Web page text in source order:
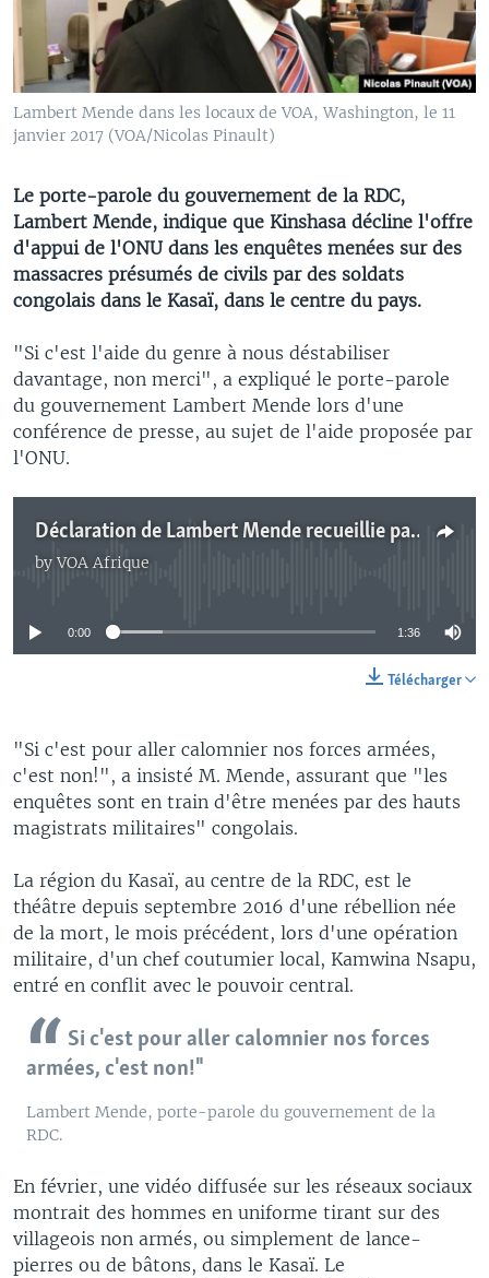
Lambert Mende dans les locaux de VOA, Washington, le 11
janvier 2017 (VOA/Nicolas Pinault)
Le porte-parole du gouvernement de la RDC,
Lambert Mende, indique que Kinshasa décline l'offre
d'appui de l'ONU dans les enquêtes menées sur des
massacres présumés de civils par des soldats
congolais dans le Kasaï, dans le centre du pays.
"Si c'est l'aide du genre à nous déstabiliser
davantage, non merci", a expliqué le porte-parole
du gouvernement Lambert Mende lors d'une
conférence de presse, au sujet de l'aide proposée par
l'ONU.
Déclaration de Lambert Mende recueillie par Top Congo
byVOA Afrique
No media source currently available
0:00 1:36
Télécharger
"Si c'est pour aller calomnier nos forces armées,
c'est non!", a insisté M. Mende, assurant que "les
enquêtes sont en train d'être menées par des hauts
magistrats militaires" congolais.
La région du Kasaï, au centre de la RDC, est le
théâtre depuis septembre 2016 d'une rébellion née
de la mort, le mois précédent, lors d'une opération
militaire, d'un chef coutumier local, Kamwina Nsapu,
entré en conflit avec le pouvoir central.
Si c'est pour aller calomnier nos forces
armées, c'est non!"
Lambert Mende, porte-parole du gouvernement de la
RDC.
En février, une vidéo diffusée sur les réseaux sociaux
montrait des hommes en uniforme tirant sur des
villageois non armés, ou simplement de lance-
pierres ou de bâtons, dans le Kasaï. Le